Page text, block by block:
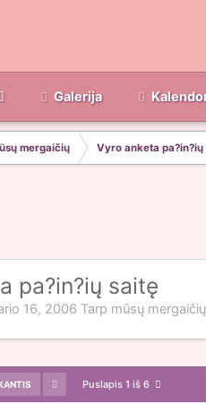
Galerija
mergaičių Vyro anketa pa?in?ių
pa?in?ių saitę
16, 2006 Tarp mūsų mergaičių
Puslapis 1 iš 6